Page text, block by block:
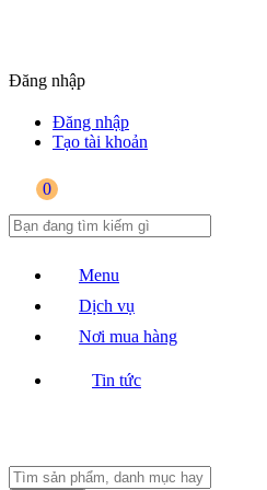
Đăng nhập
Đăng nhập
Tạo tài khoản
0
Menu
Dịch vụ
Nơi mua hàng
Tin tức